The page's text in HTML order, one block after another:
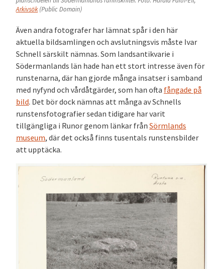
Arkivsök (Public Domain)
Även andra fotografer har lämnat spår i den här
aktuella bildsamlingen och avslutningsvis måste Ivar
Schnell särskilt nämnas. Som landsantikvarie i
Södermanlands län hade han ett stort intresse även för
runstenarna, där han gjorde många insatser i samband
med nyfynd och vårdåtgärder, som han ofta fångade på
bild. Det bör dock nämnas att många av Schnells
runstensfotografier sedan tidigare har varit
tillgängliga i Runor genom länkar från Sörmlands
museum, där det också finns tusentals runstensbilder
att upptäcka.